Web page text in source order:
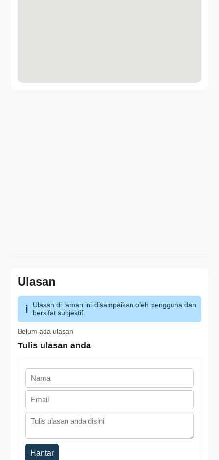
Ulasan
Ulasan di laman ini disampaikan oleh pengguna dan
bersifat subjektif.
Belum ada ulasan
Tulis ulasan anda
Hantar